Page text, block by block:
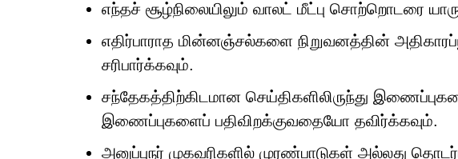
எந்தச் சூழ்நிலையிலும் வாலட் மீட்பு சொற்றொடரை
எதிர்பாராத மின்னஞ்சல்களை நிறுவனத்தின்
சரிபார்க்கவும்.
சந்தேகத்திற்கிடமான செய்திகளிலிருந்து
இணைப்புகளைப் பதிவிறக்குவதையோ தவிர்க்கவும்.
அனுப்புநர் முகவரிகளில் முரண்பாடுகள் அல்லது